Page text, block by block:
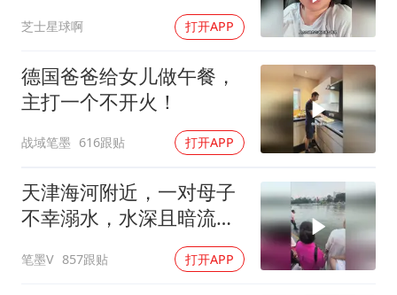
芝士星球啊 打开APP
德国爸爸给女儿做午餐，
主打一个不开火！
战域笔墨 616跟贴 打开APP
天津海河附近，一对母子
不幸溺水，水深且暗流湍
急，虽然现场人多，但没
人敢下水帮忙
笔墨V 857跟贴 打开APP